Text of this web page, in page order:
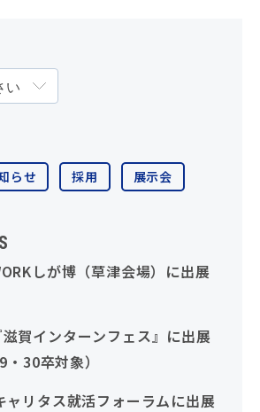
らせ 採用 展示会
しが博（草津会場）に出展
滋賀インターンフェス』に出展
30卒対象）
ャリタス就活フォーラムに出展